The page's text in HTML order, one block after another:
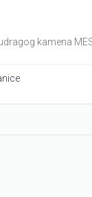
kamena